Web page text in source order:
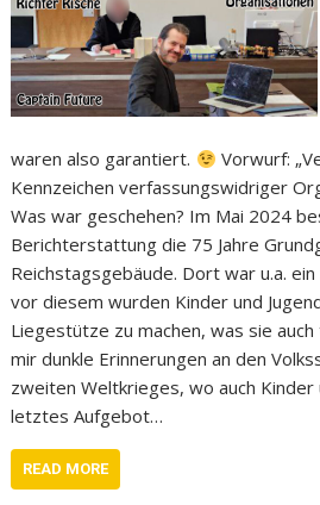
waren also garantiert.
Vorwurf:
Kennzeichen verfassungswidriger
Was war geschehen? Im Mai 2024
Berichterstattung die 75 Jahre
Reichstagsgebäude. Dort war u.a.
vor diesem wurden Kinder und
Liegestütze zu machen, was sie
mir dunkle Erinnerungen an den
zweiten Weltkrieges, wo auch Kinder
letztes Aufgebot…
READ MORE